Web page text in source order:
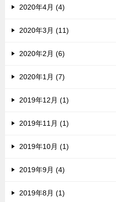
2020年4月 (4)
2020年3月 (11)
2020年2月 (6)
2020年1月 (7)
2019年12月 (1)
2019年11月 (1)
2019年10月 (1)
2019年9月 (4)
2019年8月 (1)